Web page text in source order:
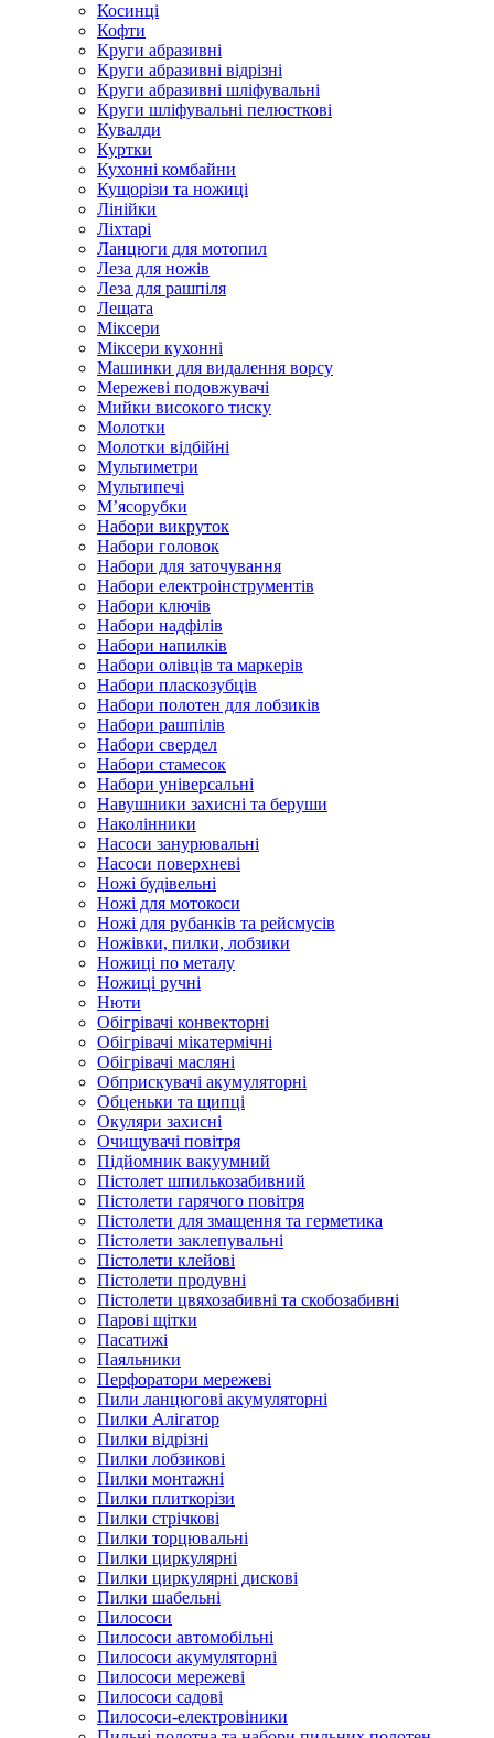
Косинці
Кофти
Круги абразивні
Круги абразивні відрізні
Круги абразивні шліфувальні
Круги шліфувальні пелюсткові
Кувалди
Куртки
Кухонні комбайни
Кущорізи та ножиці
Лінійки
Ліхтарі
Ланцюги для мотопил
Леза для ножів
Леза для рашпіля
Лещата
Міксери
Міксери кухонні
Машинки для видалення ворсу
Мережеві подовжувачі
Мийки високого тиску
Молотки
Молотки відбійні
Мультиметри
Мультипечі
М’ясорубки
Набори викруток
Набори головок
Набори для заточування
Набори електроінструментів
Набори ключів
Набори надфілів
Набори напилків
Набори олівців та маркерів
Набори пласкозубців
Набори полотен для лобзиків
Набори рашпілів
Набори свердел
Набори стамесок
Набори універсальні
Навушники захисні та беруши
Наколінники
Насоси занурювальні
Насоси поверхневі
Ножі будівельні
Ножі для мотокоси
Ножі для рубанків та рейсмусів
Ножівки, пилки, лобзики
Ножиці по металу
Ножиці ручні
Нюти
Обігрівачі конвекторні
Обігрівачі мікатермічні
Обігрівачі масляні
Обприскувачі акумуляторні
Обценьки та щипці
Окуляри захисні
Очищувачі повітря
Підйомник вакуумний
Пістолет шпилькозабивний
Пістолети гарячого повітря
Пістолети для змащення та герметика
Пістолети заклепувальні
Пістолети клейові
Пістолети продувні
Пістолети цвяхозабивні та скобозабивні
Парові щітки
Пасатижі
Паяльники
Перфоратори мережеві
Пили ланцюгові акумуляторні
Пилки Алігатор
Пилки відрізні
Пилки лобзикові
Пилки монтажні
Пилки плиткорізи
Пилки стрічкові
Пилки торцювальні
Пилки циркулярні
Пилки циркулярні дискові
Пилки шабельні
Пилососи
Пилососи автомобільні
Пилососи акумуляторні
Пилососи мережеві
Пилососи садові
Пилососи-електровіники